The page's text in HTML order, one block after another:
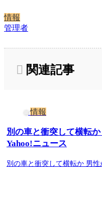
情報
管理者
関連記事
情報
別の車と衝突して横転
Yahoo!ニュース
別の車と衝突して横転か 男